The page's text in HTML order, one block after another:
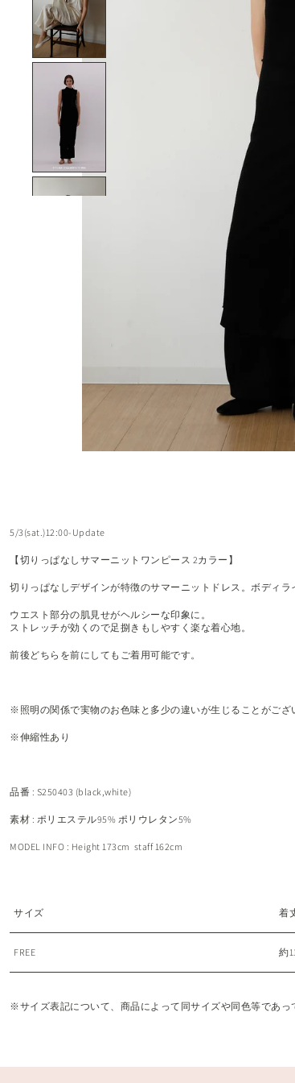
5/3(sat.)12:00-Update
【切りっぱなしサマーニットワンピース 2カラー】
切りっぱなしデザインが特徴のサマーニットドレス。ボディラ
ウエスト部分の肌見せがヘルシーな印象に。
ストレッチが効くので足捌きもしやすく楽な着心地。
前後どちらを前にしてもご着用可能です。
※照明の関係で実物のお色味と多少の違いが生じることがござ
※伸縮性あり
品番 : S250403 (black,white)
素材 : ポリエステル95% ポリウレタン5%
MODEL INFO : Height 173cm staff 162cm
サイズ 着
FREE 約
※サイズ表記について、商品によって同サイズや同色等であっ